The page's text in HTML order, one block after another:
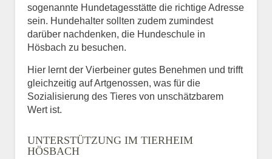
sogenannte Hundetagesstätte die richtige Adresse
sein. Hundehalter sollten zudem zumindest
darüber nachdenken, die Hundeschule in
Hösbach zu besuchen.
Hier lernt der Vierbeiner gutes Benehmen und trifft
gleichzeitig auf Artgenossen, was für die
Sozialisierung des Tieres von unschätzbarem
Wert ist.
UNTERSTÜTZUNG IM TIERHEIM
HÖSBACH